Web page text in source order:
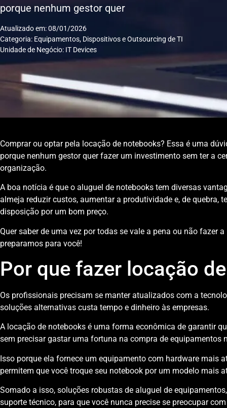
porque nenhum gestor quer
Atualizado em: 08/01/2026
Categoria: Equipamentos, Dispositivos e Outsourcing de TI
Unidade de Negócio: IT Devices
Comprar ou optar pela locação de notebooks? Essa é uma
porque nenhum gestor quer fazer um investimento sem ter a
organização.
A boa notícia é que o aluguel de notebooks tem diversas
almeja reduzir custos, aumentar a produtividade e, de quebra,
disposição por um bom preço.
Quer saber de uma vez por todas se vale a pena ou não fazer
preparamos para você!
Por que fazer locação
Os profissionais precisam se manter atualizados com a
soluções alternativas custa tempo e dinheiro às empresas.
A locação de notebooks é uma forma econômica de garantir
sem precisar gastar uma fortuna na compra de equipamentos
Isso porque ela fornece um equipamento com hardware mais
permitem que você troque seu notebook por um modelo mais
Somado a isso, soluções robustas de aluguel de
suporte técnico, para que você nunca precise se preocupar